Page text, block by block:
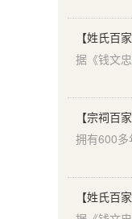
【姓氏百
【宗祠百
【姓氏百